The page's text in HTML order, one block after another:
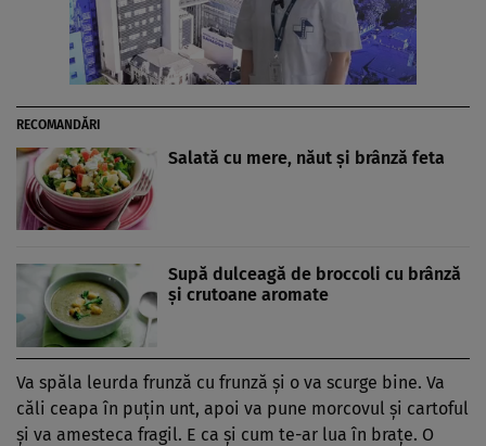
RECOMANDĂRI
Salată cu mere, năut şi brânză feta
Supă dulceagă de broccoli cu brânză
şi crutoane aromate
Va spăla leurda frunză cu frunză şi o va scurge bine. Va
căli ceapa în puţin unt, apoi va pune morcovul şi cartoful
şi va amesteca fragil. E ca şi cum te-ar lua în braţe. O